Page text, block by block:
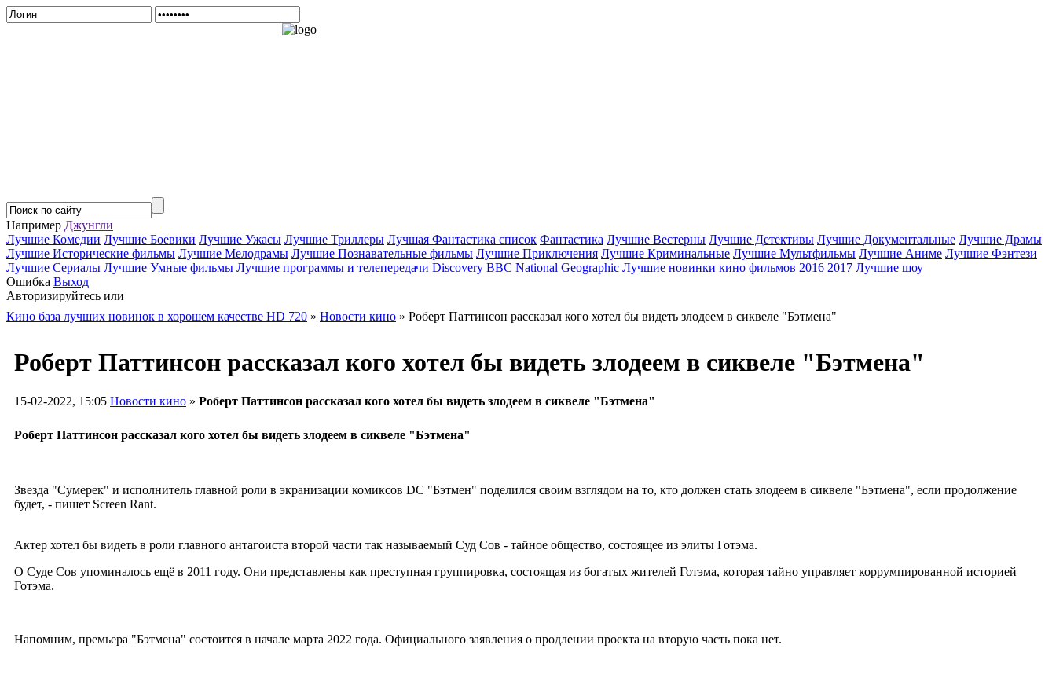
Например Джунгли
Лучшие Комедии Лучшие Боевики Лучшие Ужасы Лучшие Триллеры Лучшая Фантастика список Фантастика Лучшие Вестерны Лучшие Детективы Лучшие Документальные Лучшие Драмы
Лучшие Исторические фильмы Лучшие Мелодрамы Лучшие Познавательные фильмы Лучшие Приключения Лучшие Криминальные Лучшие Мультфильмы Лучшие Аниме Лучшие Фэнтези
Лучшие Сериалы Лучшие Умные фильмы Лучшие программы и телепередачи Discovery BBC National Geographic Лучшие новинки кино фильмов 2016 2017 Лучшие шоу
Ошибка Выход
Авторизируйтесь или
Зарегистрируйтесь...
Кино база лучших новинок в хорошем качестве HD 720 » Новости кино » Роберт Паттинсон рассказал кого хотел бы видеть злодеем в сиквеле "Бэтмена"
Роберт Паттинсон рассказал кого хотел бы видеть злодеем в сиквеле "Бэтмена"
15-02-2022, 15:05 Новости кино » Роберт Паттинсон рассказал кого хотел бы видеть злодеем в сиквеле "Бэтмена"
Роберт Паттинсон рассказал кого хотел бы видеть злодеем в сиквеле "Бэтмена"
Звезда "Сумерек" и исполнитель главной роли в экранизации комиксов DC "Бэтмен" поделился своим взглядом на то, кто должен стать злодеем в сиквеле "Бэтмена", если продолжение
будет, - пишет Screen Rant.
Актер хотел бы видеть в роли главного антагоиста второй части так называемый Суд Сов - тайное общество, состоящее из элиты Готэма.
О Суде Сов упоминалось ещё в 2011 году. Они представлены как преступная группировка, состоящая из богатых жителей Готэма, которая тайно управляет коррумпированной историей
Готэма.
Напомним, премьера "Бэтмена" состоится в начале марта 2022 года. Официального заявления о продлении проекта на вторую часть пока нет.